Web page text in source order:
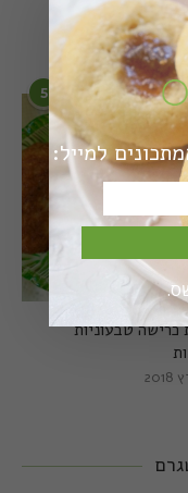
מהירים
5
כרישה טבעוניות
למייל: